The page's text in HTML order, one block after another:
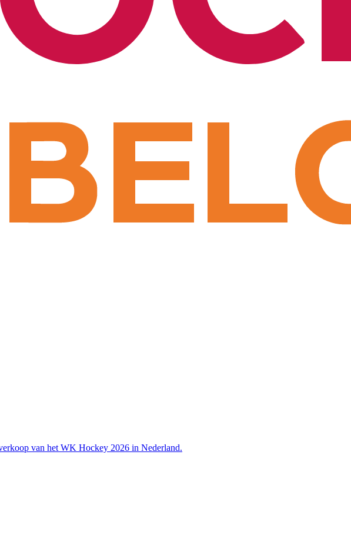
van het WK Hockey 2026 in Nederland.